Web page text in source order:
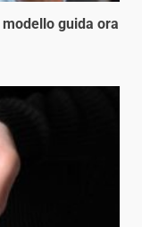
guida ora